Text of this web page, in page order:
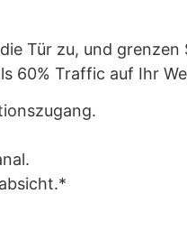
Tür zu, und
60% Traffic auf Ihr